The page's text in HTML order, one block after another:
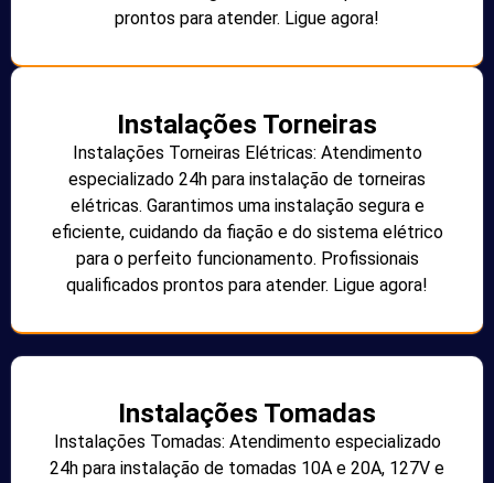
prontos para atender. Ligue agora!
Instalações Torneiras
Instalações Torneiras Elétricas: Atendimento
especializado 24h para instalação de torneiras
elétricas. Garantimos uma instalação segura e
eficiente, cuidando da fiação e do sistema elétrico
para o perfeito funcionamento. Profissionais
qualificados prontos para atender. Ligue agora!
Instalações Tomadas
Instalações Tomadas: Atendimento especializado
24h para instalação de tomadas 10A e 20A, 127V e